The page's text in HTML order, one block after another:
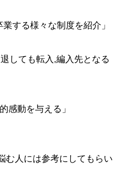
する様々な制度を紹介」
しても転入,編入先となる
感動を与える」
む人には参考にしてもらい